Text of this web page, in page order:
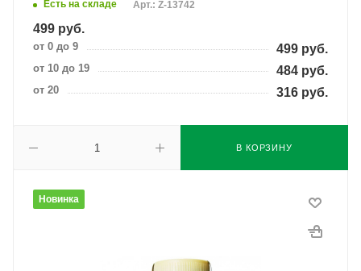
Есть на складе Арт.: Z-13742
499 руб.
от 0 до 9 499 руб.
от 10 до 19 484 руб.
от 20 316 руб.
В КОРЗИНУ
Новинка